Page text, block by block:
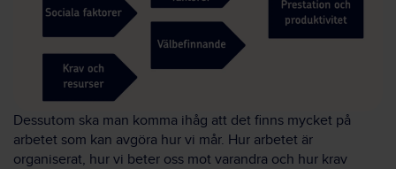
Dessutom ska man komma ihåg att det finns mycket på
arbetet som kan avgöra hur vi mår. Hur arbetet är
organiserat, hur vi beter oss mot varandra och hur krav